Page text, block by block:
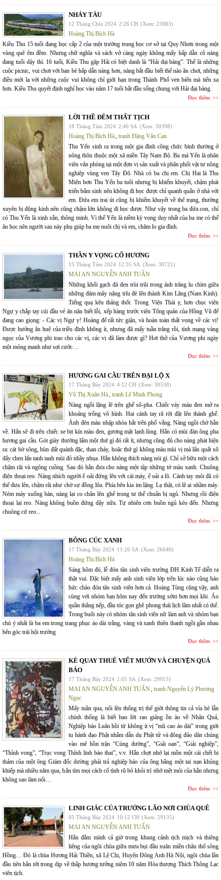
NHẢY TÀU
12 Tháng Chín 2024 2:26 CH (Xem: 23883)
Hoàng Thị Bích Hà
Kiều Thu 15 tuổi đang học cấp 2 của một trường trung học cơ sở tại Quy Nhơn trong một
vùng quê êm đềm. Nhưng chữ nghĩa và sách vở càng ngày không mấy hấp dẫn cô nàng
đang tuổi dậy thì. 16 tuổi, Kiều Thu gặp Hải có biệt danh là “Hải đại bàng”. Thế là những
cuộc picnic, vui chơi với bạn bè hấp dẫn nàng hơn, nàng bắt đầu biết thế nào ăn chơi, những
điều mới lạ với những cuộc vui không chỉ giới hạn trong Thành Phố ven biển mà tiến xa
hơn. Kiều Thu quyết định nghỉ học vào năm 17 tuổi bắt đầu sống chung với Hải đại bàng.
Đọc thêm
LỜI THỀ ĐÊM THẤT TỊCH
18 Tháng Tám 2024 2:40 SA (Xem: 30398)
Hoàng Thị Bích Hà, tranh Đặng Văn Can
Thu Yến sinh ra trong một gia đình công chức bình thường ở
nông thôn thuộc một xã miền Tây Nam Bộ. Ba má Yến là nhân
viên văn phòng tại một đợn vị sản xuất và phân phối vật tư nông
nghiệp vùng ven Tây Đô. Nhà có ba chị em. Chị Hai là Thu
Miên hơn Thu Yến ba tuổi nhưng bị khiếm khuyết, chậm phát
triển bẩm sinh nên không đi học được chỉ quanh quẩn ở nhà với
em. Đứa em trai út cũng bị khiếm khuyết về thể trạng, thường
xuyên bị động kinh nên cũng chậm lớn không đi học được. Như vậy trong ba đứa con, chỉ
có Thu Yến là xinh xắn, thông minh. Vì thế Yến là niềm kỳ vọng duy nhất của ba mẹ có thể
ăn học nên người sau này phụ giúp ba mẹ nuôi chị và em, chăm lo gia đình.
Đọc thêm
THẦN Y VỌNG CỐ HƯƠNG
15 Tháng Tám 2024 12:35 SA (Xem: 30721)
MAI AN NGUYỄN ANH TUẤN
Những khối gạch đá đen trùi trũi trong ánh trăng lu chìm giữa
những đám mây nặng trĩu đè lên thành Kim Lăng (Nam Kinh).
Tiếng quạ kêu thảng thốt. Trong Viện Thái y, hơn chục viên
Ngự y chắp tay cúi đầu vẻ ăn năn biết lỗi, xếp hàng trước viên Tổng quản của Hồng Vũ đế
đang cao giọng: - Các vị Ngự y! Hoàng đế rất tức giận, và hoàn toàn thất vọng về các vị!
Được hưởng ân huệ của triều đình không ít, nhưng đã mấy tuần trăng rồi, tính mạng vàng
ngọc của Vương phi trao cho các vị, các vị đã làm được gì? Hơi thở của Vương phi ngày
một mỏng manh như sợi cước…
Đọc thêm
HƯƠNG GAI CẦU TRÊN ĐẠI LỘ X
17 Tháng Bảy 2024 4:12 CH (Xem: 30538)
Võ Thị Xuân Hà, tranh Lê Minh Phong
Nàng ngồi lặng lẽ trên ghế sô-pha. Chiếc váy màu đen mở ra
khoảng trống vô hình. Hai cánh tay rã rời đặt lên thành ghế.
Ánh đèn màu nhập nhòa hắt trên phố vắng. Nàng ngồi chờ hắn
về. Hắn sẽ đi trên chiếc xe bịt kín màu đen, gương mặt lạnh lùng. Hắn có mùi đàn ông pha
hương gai cầu. Gót giày thường lấm một thứ gì đó rất ít, nhưng cũng đủ cho nàng phát hiện
ra: cát bờ sông, bùn đất quánh đặc, than cháy, hoặc thứ gì không màu mùi vị mà lẩn quất xô
đẩy chen lấn tanh tanh mùi đỏ nhầy nhụa. Hắn không thích nàng nói gì. Chỉ sở hữu một cách
chậm rãi và ngông cuồng. Sau đó hắn đưa cho nàng một tập những tờ màu xanh. Chuông
điện thoại reo. Nàng nhích người ể oải đứng lên với cái máy, ể oải a lô. Cánh tay mỏi đã có
thể đưa lên, chậm rãi như chờ sự đồng lõa. Phía bên kia im lặng. Lạ thật, có lẽ ai nhầm máy.
Ném máy xuống bàn, nàng lại co chân lên ghế trong tư thế chuẩn bị ngủ. Nhưng rồi điện
thoại lại reo. Nàng không buồn đứng dậy nữa. Tự nhiên cơn buồn ngủ kéo đến. Nhưng
chuông cứ reo...
Đọc thêm
BÔNG CÚC XANH
17 Tháng Bảy 2024 11:26 SA (Xem: 26640)
Hoàng Thị Bích Hà
Sáng hôm đó, lễ đón tân sinh viên trường ĐH Kinh Tế diễn ra
thật vui. Đặc biệt mấy anh sinh viên lớp trên lúc nào cũng háo
hức chào đón tân sinh viên hơn cả. Hoàng Tùng cũng vậy, anh
cùng với nhóm bạn hôm nay đến trường sớm hơn mọi khi. Áo
quần thẳng nếp, đầu tóc gọn ghẽ phong thái lịch lãm nhất có thể.
Trong buổi này có nhóm tân sinh viên nữ làm anh và nhóm bạn
chú ý nhất là ba em trong trang phục áo dài trắng, vàng và xanh thiên thanh ngồi gần nhau
bên góc trái hội trường
Đọc thêm
KẺ QUAY THUÊ VIẾT MƯỚN VÀ CHUYỆN QUẢ
BÁO
17 Tháng Bảy 2024 1:05 SA (Xem: 29915)
MAI AN NGUYỄN ANH TUẤN, tranh Nguyễn Lý Phương
Ngọc
Mấy tuần qua, nổi lên thống trị thế giới thông tin cả vỉa hè lẫn
chính thống là biết bao lời rao giảng ồn ào về Nhân Quả,
Nghiệp báo Luân hồi từ không ít vị “mũ cao áo dài” trong giới
tu hành đạo Phật nhằm dẫn dụ Phật tử và đông đảo dân chúng
vào mê hồn trận “Cúng dường”, “Giải oan”, “Giải nghiệp”,
“Thỉnh vong”, “Trục vong Thỉnh linh bào thai”, v.v. Hắn chợt nhớ lại mồn một cái chết bi
thảm của một ông Giám đốc dường phải trả nghiệp báo của ông bằng một tai nạn khủng
khiếp mà nhiều năm qua, hắn tìm mọi cách cố tình rũ bỏ khỏi trí nhớ mệt mỏi của hắn nhưng
không sao làm nổi…
Đọc thêm
LINH GIÁC CỦA TRƯỞNG LÃO NƠI CHÙA QUÊ
05 Tháng Bảy 2024 10:12 CH (Xem: 29135)
MAI AN NGUYỄN ANH TUẤN
Hắn đắm mình cả giờ trong khung cảnh tịch mịch và thiêng
liêng của ngôi chùa giữa mưa bụi đầu xuân miền châu thổ sông
Hồng… Đó là chùa Hương Hải Thiền, xã Lệ Chi, Huyện Đông Anh Hà Nội, ngôi chùa lần
đầu tiên hắn tới trong dịp về thắp hương tưởng niệm 10 năm Hòa thượng Thích Thông Lạc
viên tịch.